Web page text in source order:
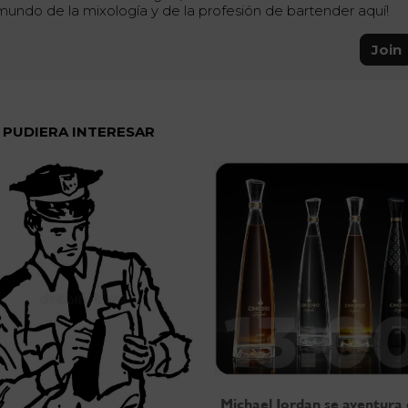
de la mixología y de la profesión de bartender aquí!
Join
INTERESAR
Michael Jordan se aventura